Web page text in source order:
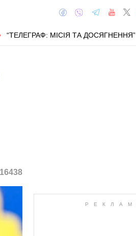
“ТЕЛЕГРАФ: МІСІЯ ТА ДОСЯГНЕННЯ”
16438